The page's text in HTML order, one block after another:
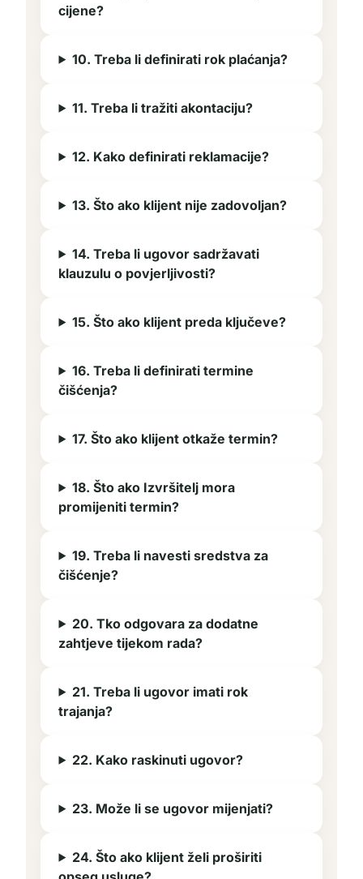
cijene?
10. Treba li definirati rok plaćanja?
11. Treba li tražiti akontaciju?
12. Kako definirati reklamacije?
13. Što ako klijent nije zadovoljan?
14. Treba li ugovor sadržavati
klauzulu o povjerljivosti?
15. Što ako klijent preda ključeve?
16. Treba li definirati termine
čišćenja?
17. Što ako klijent otkaže termin?
18. Što ako Izvršitelj mora
promijeniti termin?
19. Treba li navesti sredstva za
čišćenje?
20. Tko odgovara za dodatne
zahtjeve tijekom rada?
21. Treba li ugovor imati rok
trajanja?
22. Kako raskinuti ugovor?
23. Može li se ugovor mijenjati?
24. Što ako klijent želi proširiti